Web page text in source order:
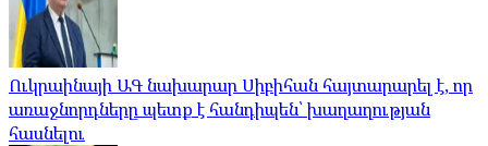
Ուկրաինայի ԱԳ նախարար Սիբիհան հայտարարել է, որ
առաջնորդները պետք է հանդիպեն՝ խաղաղության
հասնելու